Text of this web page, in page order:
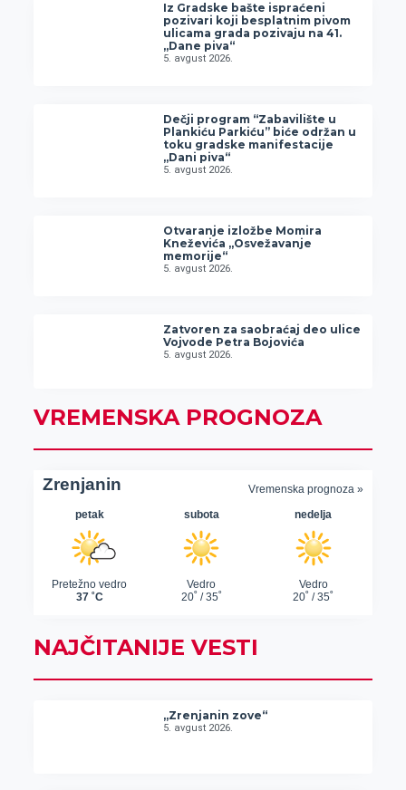
Iz Gradske bašte ispraćeni
pozivari koji besplatnim pivom
ulicama grada pozivaju na 41.
„Dane piva“
5. avgust 2026.
Dečji program “Zabavilište u
Plankiću Parkiću” biće održan u
toku gradske manifestacije
„Dani piva“
5. avgust 2026.
Otvaranje izložbe Momira
Kneževića „Osvežavanje
memorije“
5. avgust 2026.
Zatvoren za saobraćaj deo ulice
Vojvode Petra Bojovića
5. avgust 2026.
VREMENSKA PROGNOZA
NAJČITANIJE VESTI
„Zrenjanin zove“
5. avgust 2026.